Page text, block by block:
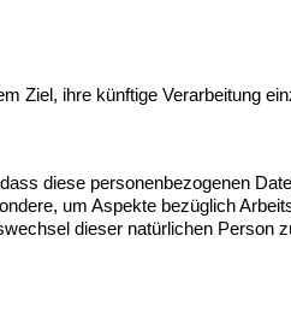
Ziel, ihre künftige Verarbeitung
diese personenbezogenen
um Aspekte bezüglich
dieser natürlichen Person